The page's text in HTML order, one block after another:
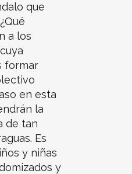
que
a los
formar
en esta
la
de tan
Es
y niñas
y